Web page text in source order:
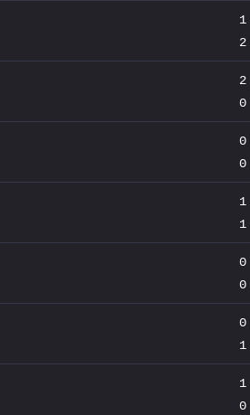
1
2
2
0
0
0
1
1
0
0
0
1
1
0